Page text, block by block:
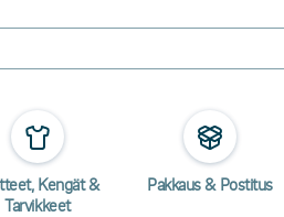
Kengät &
Tarvikkeet
Pakkaus & Postitus